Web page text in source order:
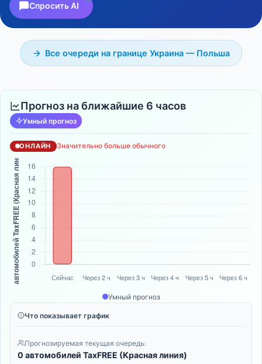
Спросить AI
Все очереди на границе Украина — Польша
Прогноз на ближайшие 6 часов
Умный прогноз
ОНЛАЙН Значительно больше обычного
Умный прогноз
Что показывает график
Прогнозируемая текущая очередь:
0 автомобилей TaxFREE (Красная линия)